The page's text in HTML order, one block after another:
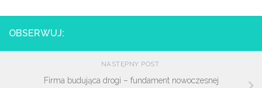
OBSERWUJ:
NASTĘPNY POST
Firma budująca drogi – fundament nowoczesnej